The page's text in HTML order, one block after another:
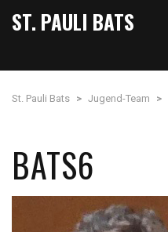
ST. PAULI BATS
St. Pauli Bats > Jugend-Team >
BATS6